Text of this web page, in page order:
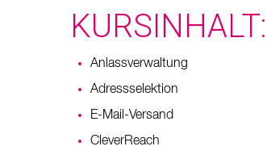
KURSINHALT:
Anlassverwaltung
Adressselektion
E-Mail-Versand
CleverReach